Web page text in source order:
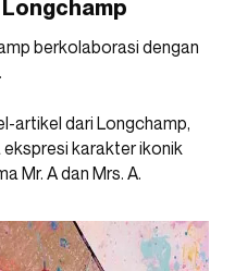
Longchamp
berkolaborasi dengan
artikel dari Longchamp,
karakter ikonik
Mr. A dan Mrs. A.